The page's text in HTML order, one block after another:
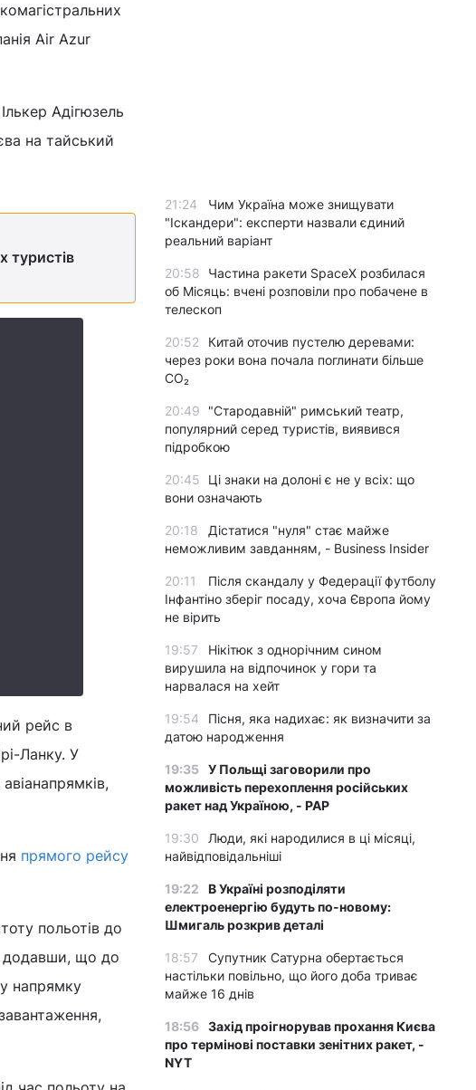
Air Azur
Адігюзель
на тайський
туристів
рейс в
Ланку. У
прямого рейсу
польотів до
додавши, що до
напрямку
21:24
Чим Україна може знищувати
"Іскандери": експерти назвали єдиний
реальний варіант
20:58
Частина ракети SpaceX розбилася
об Місяць: вчені розповіли про побачене в
телескоп
20:52
Китай оточив пустелю деревами:
через роки вона почала поглинати більше
CO₂
20:49
"Стародавній" римський театр,
популярний серед туристів, виявився
підробкою
20:45
Ці знаки на долоні є не у всіх: що
вони означають
20:18
Дістатися "нуля" стає майже
неможливим завданням, - Business Insider
20:11
Після скандалу у Федерації футболу
Інфантіно зберіг посаду, хоча Європа йому
не вірить
19:57
Нікітюк з однорічним сином
вирушила на відпочинок у гори та
нарвалася на хейт
19:54
Пісня, яка надихає: як визначити за
датою народження
19:35 У Польщі заговорили про
можливість перехоплення російських
ракет над Україною, - PAP
19:30
Люди, які народилися в ці місяці,
найвідповідальніші
19:22
В Україні розподіляти
електроенергію будуть по-новому:
Шмигаль розкрив деталі
18:57
Супутник Сатурна обертається
настільки повільно, що його доба триває
майже 16 днів
18:56 Захід проігнорував прохання Києва
про термінові поставки зенітних ракет, -
NYT